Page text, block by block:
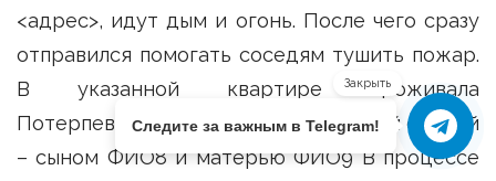
<адрес>, идут дым и огонь. После чего сразу
отправился помогать соседям тушить пожар.
В указанной квартире проживала
Потерпевший №2 совместно со своей семьей
– сыном ФИО8 и матерью ФИО9 В процессе
Закрыть
Следите за важным в Telegram!